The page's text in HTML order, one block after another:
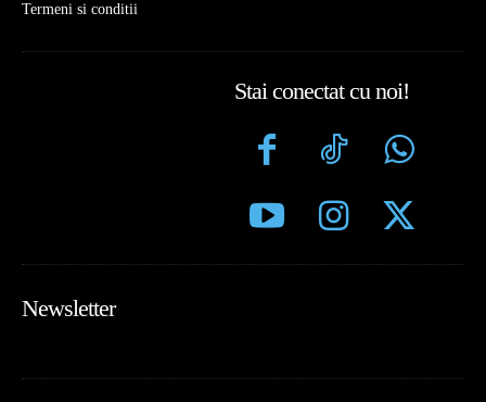
Termeni si conditii
Stai conectat cu noi!
Newsletter